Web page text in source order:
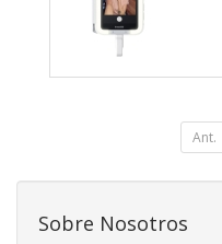
Ant.
Sobre Nosotros